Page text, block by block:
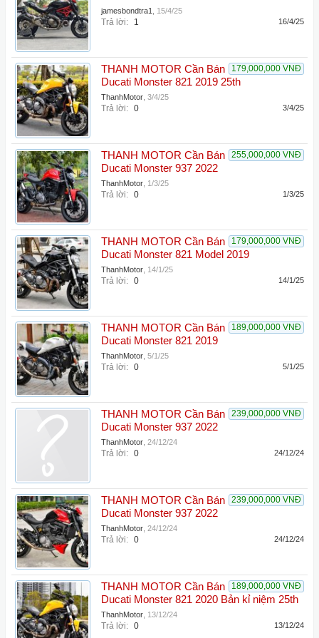
jamesbondtra1 15/4/25
Trả lời: 1 16/4/25
179,000,000 VNĐ
THANH MOTOR Cần Bán
Ducati Monster 821 2019 25th
ThanhMotor 3/4/25
Trả lời: 0 3/4/25
255,000,000 VNĐ
THANH MOTOR Cần Bán
Ducati Monster 937 2022
ThanhMotor 1/3/25
Trả lời: 0 1/3/25
179,000,000 VNĐ
THANH MOTOR Cần Bán
Ducati Monster 821 Model 2019
ThanhMotor 14/1/25
Trả lời: 0 14/1/25
189,000,000 VNĐ
THANH MOTOR Cần Bán
Ducati Monster 821 2019
ThanhMotor 5/1/25
Trả lời: 0 5/1/25
239,000,000 VNĐ
THANH MOTOR Cần Bán
Ducati Monster 937 2022
ThanhMotor 24/12/24
Trả lời: 0 24/12/24
239,000,000 VNĐ
THANH MOTOR Cần Bán
Ducati Monster 937 2022
ThanhMotor 24/12/24
Trả lời: 0 24/12/24
189,000,000 VNĐ
THANH MOTOR Cần Bán
Ducati Monster 821 2020 Bản kỉ niệm 25th
ThanhMotor 13/12/24
Trả lời: 0 13/12/24